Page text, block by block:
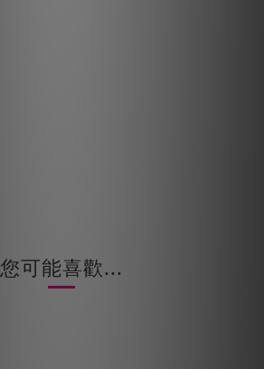
您可能喜歡...